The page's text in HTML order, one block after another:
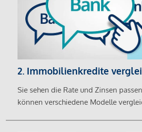
2. Immobilienkredite
Sie sehen die Rate und Zinsen
können verschiedene Modelle